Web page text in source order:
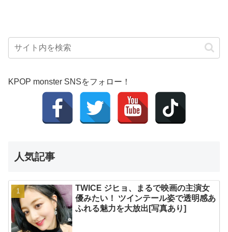
KPOP monster SNSをフォロー！
人気記事
TWICE ジヒョ、まるで映画の主演女
優みたい！ ツインテール姿で透明感あ
ふれる魅力を大放出[写真あり]